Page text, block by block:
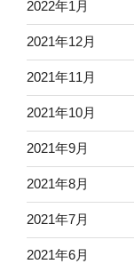
2022年1月
2021年12月
2021年11月
2021年10月
2021年9月
2021年8月
2021年7月
2021年6月